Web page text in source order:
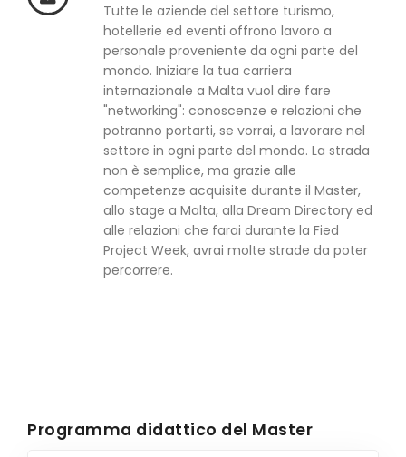
Tutte le aziende del settore turismo,
hotellerie ed eventi offrono lavoro a
personale proveniente da ogni parte del
mondo. Iniziare la tua carriera
internazionale a Malta vuol dire fare
"networking": conoscenze e relazioni che
potranno portarti, se vorrai, a lavorare nel
settore in ogni parte del mondo. La strada
non è semplice, ma grazie alle
competenze acquisite durante il Master,
allo stage a Malta, alla Dream Directory ed
alle relazioni che farai durante la Fied
Project Week, avrai molte strade da poter
percorrere.
Programma didattico del Master